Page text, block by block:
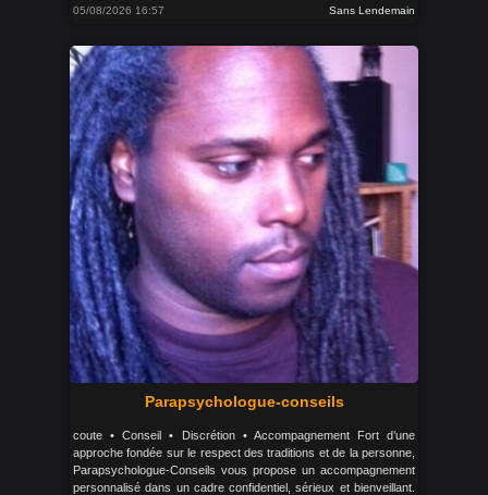
05/08/2026 16:57 Sans Lendemain
Parapsychologue-conseils
coute • Conseil • Discrétion • Accompagnement Fort d’une
approche fondée sur le respect des traditions et de la personne,
Parapsychologue-Conseils vous propose un accompagnement
personnalisé dans un cadre confidentiel, sérieux et bienveillant.